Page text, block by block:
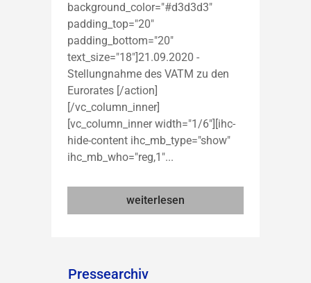
background_color="#d3d3d3"
padding_top="20"
padding_bottom="20"
text_size="18"]21.09.2020 -
Stellungnahme des VATM zu den
Eurorates [/action]
[/vc_column_inner]
[vc_column_inner width="1/6"][ihc-
hide-content ihc_mb_type="show"
ihc_mb_who="reg,1"...
weiterlesen
Pressearchiv